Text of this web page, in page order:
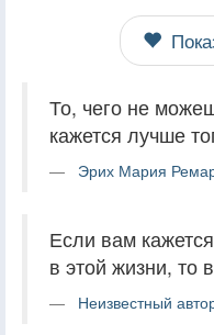
То, чего не
кажется лучше
Эрих Мария
Если вам
в этой жизни, то
Неизвестный